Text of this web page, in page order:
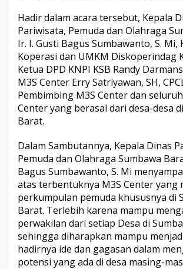
Hadir dalam acara tersebut, Kepala
Pariwisata, Pemuda dan Olahraga
Ir. I. Gusti Bagus Sumbawanto, S. Mi,
Koperasi dan UMKM Diskoperindag
Ketua DPD KNPI KSB Randy
M3S Center Erry Satriyawan, SH,
Pembimbing M3S Center dan
Center yang berasal dari desa-desa
Barat.
Dalam Sambutannya, Kepala Dinas
Pemuda dan Olahraga Sumbawa
Bagus Sumbawanto, S. Mi
atas terbentuknya M3S Center yang
perkumpulan pemuda khususnya di
Barat. Terlebih karena mampu
perwakilan dari setiap Desa di
sehingga diharapkan mampu
hadirnya ide dan gagasan dalam
potensi yang ada di desa masing-